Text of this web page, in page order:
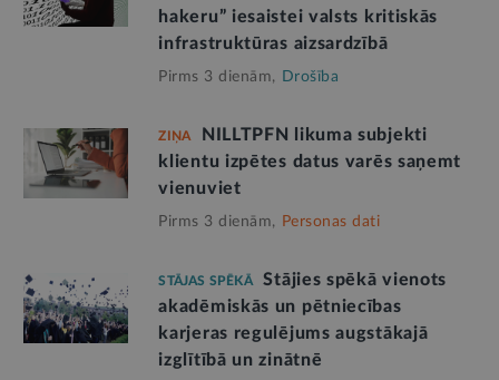
hakeru” iesaistei valsts kritiskās
infrastruktūras aizsardzībā
Pirms 3 dienām, Drošība
ZIŅA
NILLTPFN likuma subjekti
klientu izpētes datus varēs saņemt
vienuviet
Pirms 3 dienām, Personas dati
STĀJAS SPĒKĀ
Stājies spēkā vienots
akadēmiskās un pētniecības
karjeras regulējums augstākajā
izglītībā un zinātnē